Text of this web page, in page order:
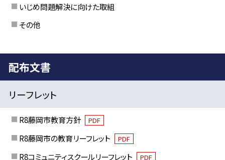
いじめ問題解決に向けた取組
その他
配布文書
リーフレット
R8藤岡市教育方針 PDF
R8藤岡市の教育リーフレット PDF
R8コミュニティスクールリーフレット PDF